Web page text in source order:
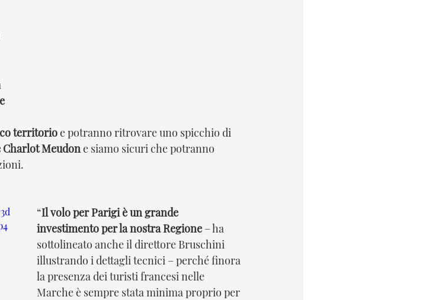
territorio e potranno ritrovare uno spicchio di
Charlot Meudon e siamo sicuri che potranno
“Il volo per Parigi è un grande
investimento per la nostra Regione – ha
sottolineato anche il direttore Bruschini
illustrando i dettagli tecnici – perché finora
la presenza dei turisti francesi nelle
Marche è sempre stata minima proprio per